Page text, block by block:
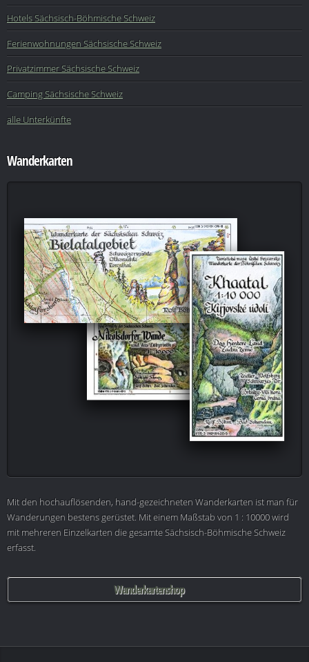
Hotels Sächsisch-Böhmische Schweiz
Ferienwohnungen Sächsische Schweiz
Privatzimmer Sächsische Schweiz
Camping Sächsische Schweiz
alle Unterkünfte
Wanderkarten
Mit den hochauflösenden, hand-gezeichneten Wanderkarten ist man für
Wanderungen bestens gerüstet. Mit einem Maßstab von 1 : 10000 wird
mit mehreren Einzelkarten die gesamte Sächsisch-Böhmische Schweiz
erfasst.
Wanderkartenshop